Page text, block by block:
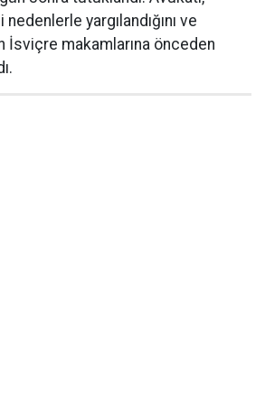
yargılandığını ve
İsviçre makamlarına önceden